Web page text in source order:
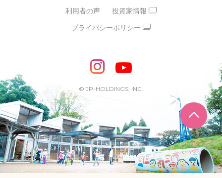
ページ
モンテッソーリ式保育園
STEAMS保育・学童
えいご
めざせ！バイリンガル！
めざせ！アスリート教室
ピアノ教室♪ ドレミっこ
めざせ!HIPHOPダンサー!
輝け！チアリーダー
学童期向けプログラム
SDGs・異文化交流など
利用者の声 投資家情報
プライバシーポリシー
© JP-HOLDINGS, INC.